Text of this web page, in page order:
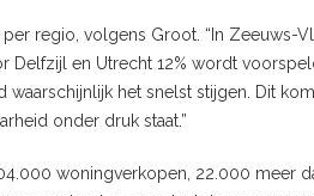
regio, volgens Groot. “In Zeeuws-
Delfzijl en Utrecht 12% wordt
waarschijnlijk het snelst stijgen. Dit
onder druk staat.”
woningverkopen, 22.000 meer